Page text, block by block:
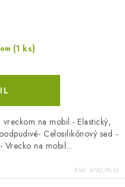
(1 ks)
na mobil.- Elastický,
Celosilikónový sed -
Vrecko na mobil...
Kód: 4762/BL36